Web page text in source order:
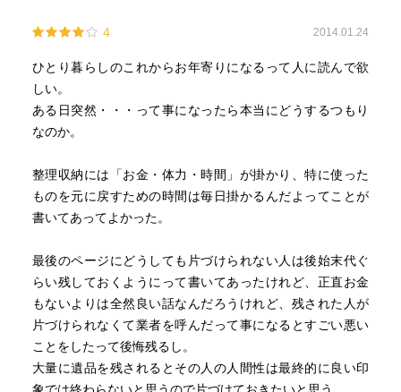
4 2014.01.24
ひとり暮らしのこれからお年寄りになるって人に読んで欲
しい。
ある日突然・・・って事になったら本当にどうするつもり
なのか。
整理収納には「お金・体力・時間」が掛かり、特に使った
ものを元に戻すための時間は毎日掛かるんだよってことが
書いてあってよかった。
最後のページにどうしても片づけられない人は後始末代ぐ
らい残しておくようにって書いてあったけれど、正直お金
もないよりは全然良い話なんだろうけれど、残された人が
片づけられなくて業者を呼んだって事になるとすごい悪い
ことをしたって後悔残るし。
大量に遺品を残されるとその人の人間性は最終的に良い印